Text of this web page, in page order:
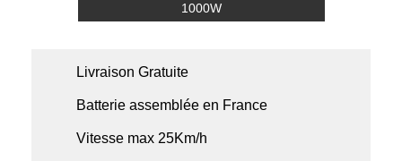
1000W
Livraison Gratuite
Batterie assemblée en France
Vitesse max 25Km/h